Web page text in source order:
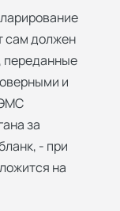
сам должен
переданные
и
за
- при
на